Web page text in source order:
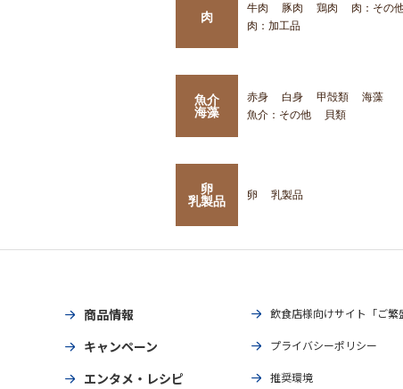
肉
牛肉 豚肉 鶏肉
肉：その
肉：加工品
魚介
海藻
赤身 白身 甲殻類
海藻
魚介：その他
貝類
卵
乳製品
卵 乳製品
商品情報
キャンペーン
エンタメ・レシピ
飲食店様向けサイト「ご繁
プライバシーポリシー
推奨環境